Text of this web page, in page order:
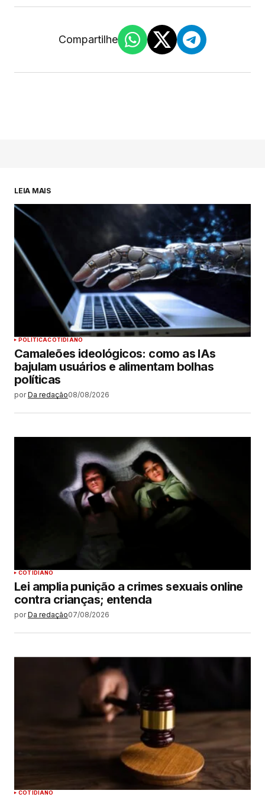
Compartilhe
LEIA MAIS
POLÍTICACOTIDIANO
Camaleões ideológicos: como as IAs
bajulam usuários e alimentam bolhas
políticas
por Da redação08/08/2026
COTIDIANO
Lei amplia punição a crimes sexuais online
contra crianças; entenda
por Da redação07/08/2026
COTIDIANO